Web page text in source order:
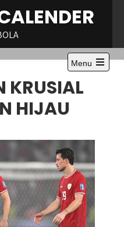
Menu
Open
KRUSIAL
HIJAU